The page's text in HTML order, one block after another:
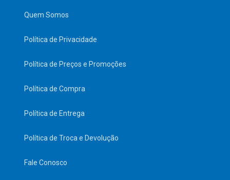
Quem Somos
Política de Privacidade
Política de Preços e Promoções
Política de Compra
Política de Entrega
Política de Troca e Devolução
Fale Conosco